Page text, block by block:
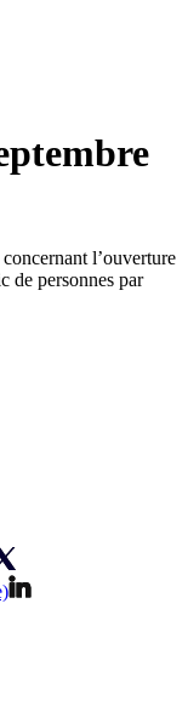
l’ouverture
de personnes par